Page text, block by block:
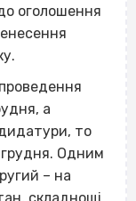
оголошення
а
то
грудня. Одним
– на